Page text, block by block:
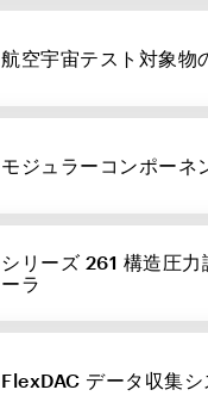
航空宇宙テスト対象物
モジュラーコンポーネ
シリーズ 261 構造圧力
ーラ
FlexDAC データ収集シ